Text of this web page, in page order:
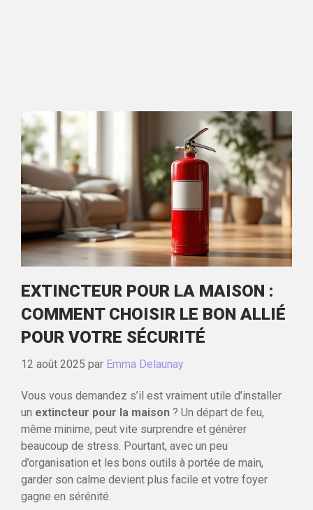
EXTINCTEUR POUR LA MAISON :
COMMENT CHOISIR LE BON ALLIÉ
POUR VOTRE SÉCURITÉ
12 août 2025 par Emma Delaunay
Vous vous demandez s’il est vraiment utile d’installer
un extincteur pour la maison ? Un départ de feu,
même minime, peut vite surprendre et générer
beaucoup de stress. Pourtant, avec un peu
d’organisation et les bons outils à portée de main,
garder son calme devient plus facile et votre foyer
gagne en sérénité.